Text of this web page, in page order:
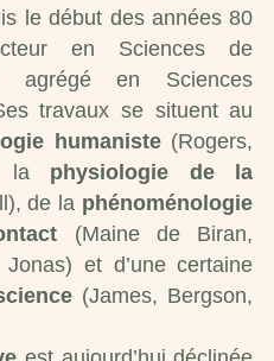
le début des années 80
en Sciences de
agrégé en Sciences
travaux se situent au
humaniste(Rogers,
la physiologie de la
de la phénoménologie
(Maine de Biran,
et d’une certaine
(James, Bergson,